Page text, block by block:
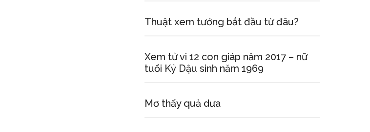
Thuật xem tướng bắt đầu từ đâu?
Xem tử vi 12 con giáp năm 2017 – nữ
tuổi Kỷ Dậu sinh năm 1969
Mơ thấy quả dưa